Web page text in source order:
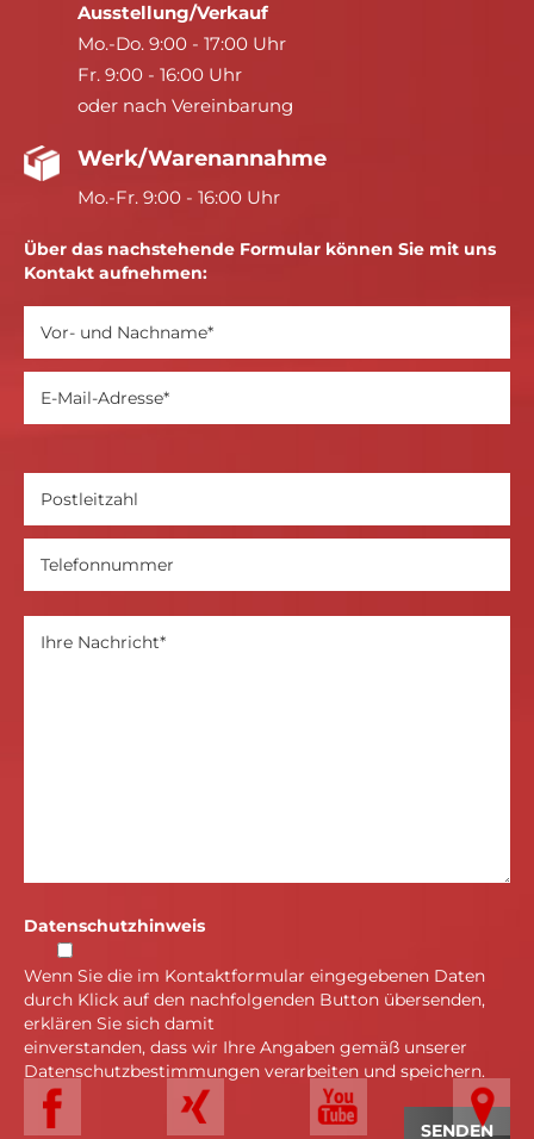
Ausstellung/Verkauf
Mo.-Do. 9:00 - 17:00 Uhr
Fr. 9:00 - 16:00 Uhr
oder nach Vereinbarung
Werk/Warenannahme
Mo.-Fr. 9:00 - 16:00 Uhr
Über das nachstehende Formular können Sie mit uns
Kontakt aufnehmen:
Datenschutzhinweis
Wenn Sie die im Kontaktformular eingegebenen Daten
durch Klick auf den nachfolgenden Button übersenden,
erklären Sie sich damit
einverstanden, dass wir Ihre Angaben gemäß unserer
Datenschutzbestimmungen verarbeiten und speichern.